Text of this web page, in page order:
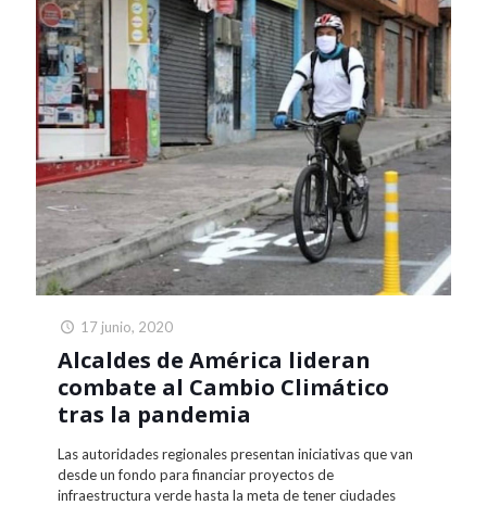
17 junio, 2020
Alcaldes de América lideran
combate al Cambio Climático
tras la pandemia
Las autoridades regionales presentan iniciativas que van
desde un fondo para financiar proyectos de
infraestructura verde hasta la meta de tener ciudades